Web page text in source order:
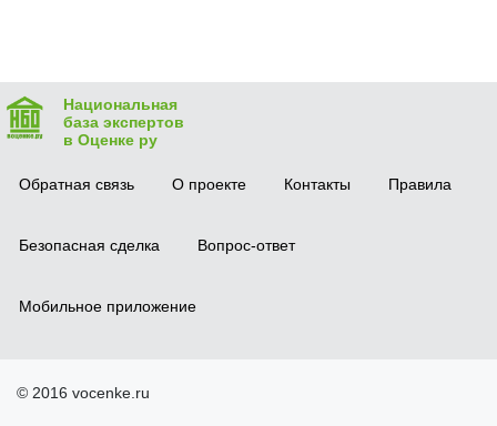
Национальная
база экспертов
в Оценке ру
Обратная связь О проекте Контакты Правила
Безопасная сделка Вопрос-ответ
Мобильное приложение
© 2016 vocenke.ru